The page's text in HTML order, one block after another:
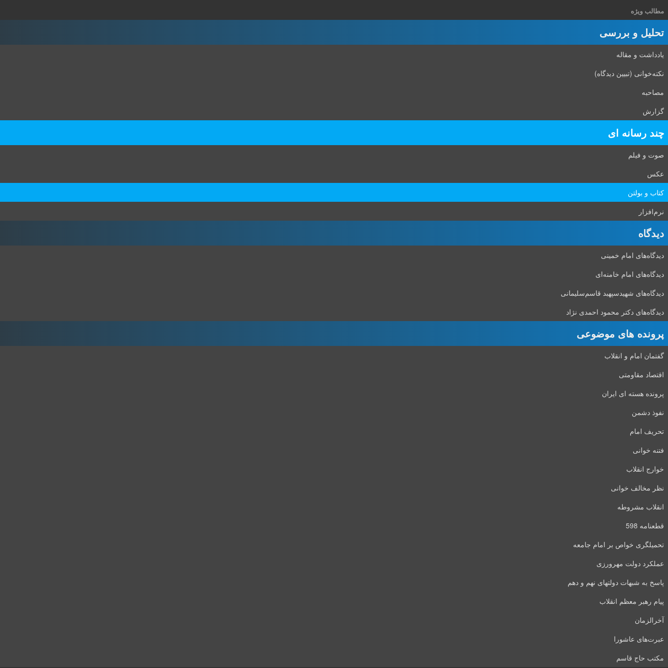
مطالب ویژه
تحلیل و بررسی
یادداشت و مقاله
نکته‌خوانی (تبیین دیدگاه)
مصاحبه
گزارش
چند رسانه ای
صوت و فیلم
عکس
کتاب و بولتن
نرم‌افزار
دیدگاه‌
دیدگاه‌های امام خمینی
دیدگاه‌های امام خامنه‌ای
دیدگاه‌های شهید‌سپهبد قاسم‌سلیمانی
دیدگاه‌های دکتر محمود احمدی نژاد
پرونده های موضوعی
گفتمان امام و انقلاب
اقتصاد مقاومتی
پرونده هسته ای ایران
نفوذ دشمن
تحریف امام
فتنه خوانی
خوارج انقلاب
نظر مخالف خوانی
انقلاب مشروطه
قطعنامه 598
تحمیلگری خواص بر امام جامعه
عملکرد دولت مهرورزی
پاسخ به شبهات دولتهای نهم و دهم
پیام رهبر معظم انقلاب
آخرالزمان
عبرت‌های عاشورا
مکتب حاج قاسم